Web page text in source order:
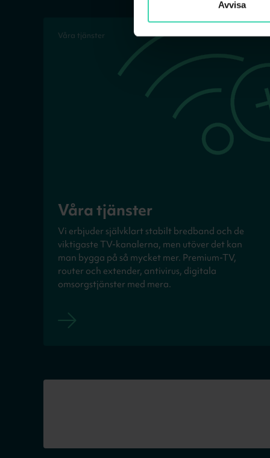
Avvisa
Våra tjänster
Våra tjänster
Vi erbjuder självklart stabilt bredband och de
viktigaste TV-kanalerna, men utöver det kan
man bygga på så mycket mer. Premium-TV,
router och extender, antivirus, digitala
omsorgstjänster med mera.